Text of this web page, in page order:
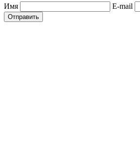
Имя E-mail